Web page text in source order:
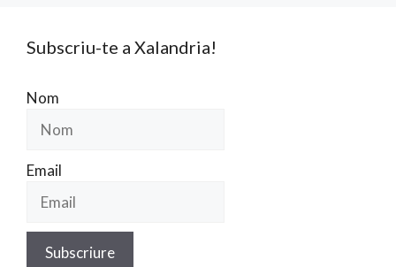
Subscriu-te a Xalandria!
Nom
Email